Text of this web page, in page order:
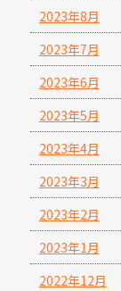
2023年8月
2023年7月
2023年6月
2023年5月
2023年4月
2023年3月
2023年2月
2023年1月
2022年12月